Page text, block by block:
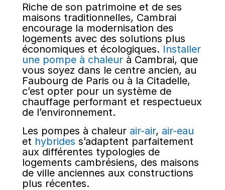
Riche de son patrimoine et de ses
maisons traditionnelles, Cambrai
encourage la modernisation des
logements avec des solutions plus
économiques et écologiques. Installer
une pompe à chaleur à Cambrai, que
vous soyez dans le centre ancien, au
Faubourg de Paris ou à la Citadelle,
c’est opter pour un système de
chauffage performant et respectueux
de l’environnement.
Les pompes à chaleur air-air, air-eau
et hybrides s’adaptent parfaitement
aux différentes typologies de
logements cambrésiens, des maisons
de ville anciennes aux constructions
plus récentes.